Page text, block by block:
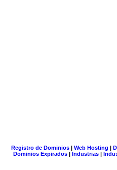
Registro de Dominios| Web Hosting |
Dominios Expirados | Industrias |